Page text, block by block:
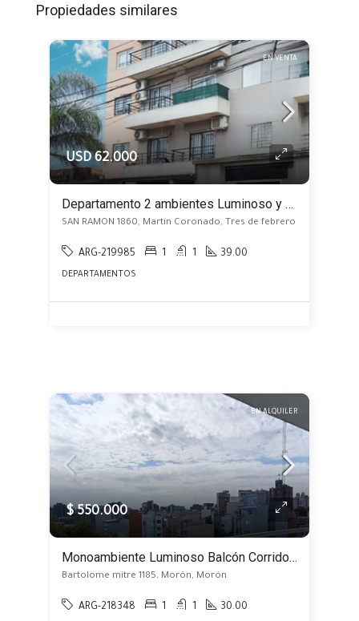
Propiedades similares
EN VENTA
USD 62.000
Departamento 2 ambientes Luminoso y amplio
SAN RAMON 1860, Martín Coronado, Tres de febrero
ARG-219985 1 1 39.00
DEPARTAMENTOS
EN ALQUILER
$ 550.000
Monoambiente Luminoso Balcón Corrido a Estrenar, Centro de Morón
Bartolome mitre 1185, Morón, Morón
ARG-218348 1 1 30.00